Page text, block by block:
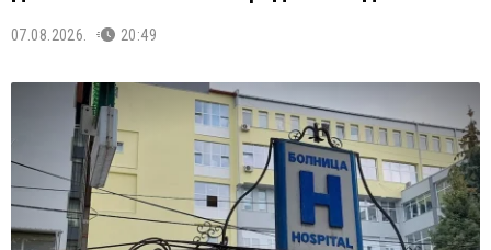
07.08.2026. 20:49